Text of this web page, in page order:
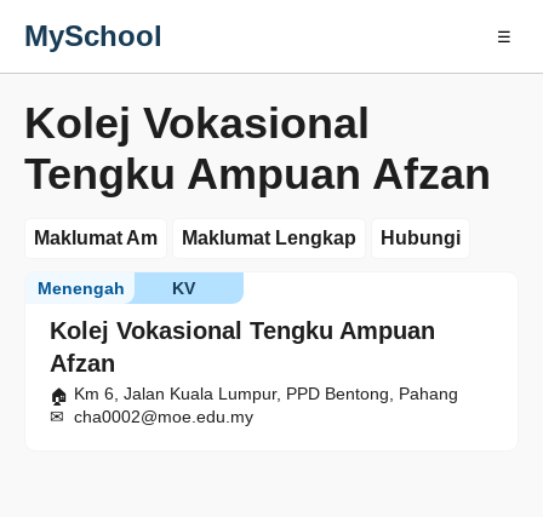
MySchool ☰
Kolej Vokasional
Tengku Ampuan Afzan
Maklumat Am Maklumat Lengkap Hubungi
Kolej Vokasional Tengku Ampuan
Afzan
KV
Menengah
Km 6, Jalan Kuala Lumpur, PPD Bentong, Pahang
cha0002@moe.edu.my